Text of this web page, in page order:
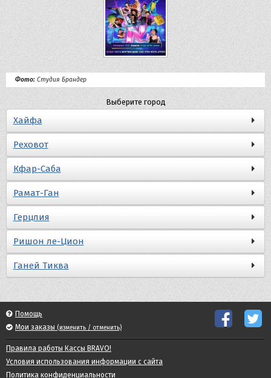
Фото: Студия Брандер
Выберите город
Хайфа
Реховот
Кфар-Саба
Рамат-Ган
Герцлия
Ришон ле-Цион
Ганей Тиква
Помощь
Мои заказы (изменить / отменить)
Правила работы Кассы BRAVO!
Условия использования информации с сайта
Политика конфиденциальности